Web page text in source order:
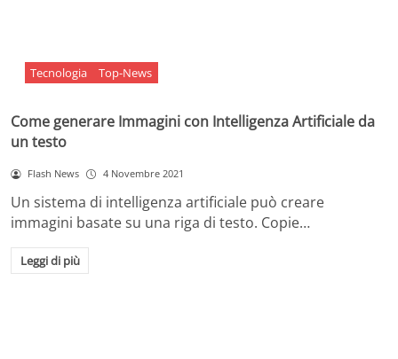
Tecnologia Top-News
Come generare Immagini con Intelligenza Artificiale da
un testo
Flash News 4 Novembre 2021
Un sistema di intelligenza artificiale può creare
immagini basate su una riga di testo. Copie…
Leggi di più